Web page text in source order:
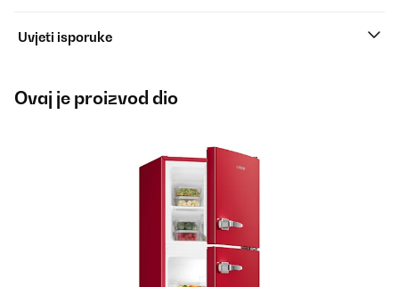
Uvjeti isporuke
Ovaj je proizvod dio